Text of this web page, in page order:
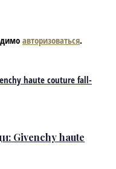
авторизоваться.
Givenchy haute